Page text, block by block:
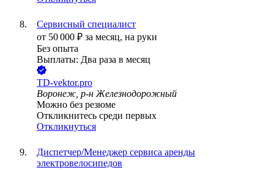
Сервисный специалист
от 50 000 ₽ за месяц, на руки
Без опыта
Выплаты: Два раза в месяц
TD-vektor.pro
Воронеж, р-н Железнодорожный
Можно без резюме
Откликнитесь среди первых
Откликнуться
Диспетчер/Менеджер сервиса аренды
электровелосипедов